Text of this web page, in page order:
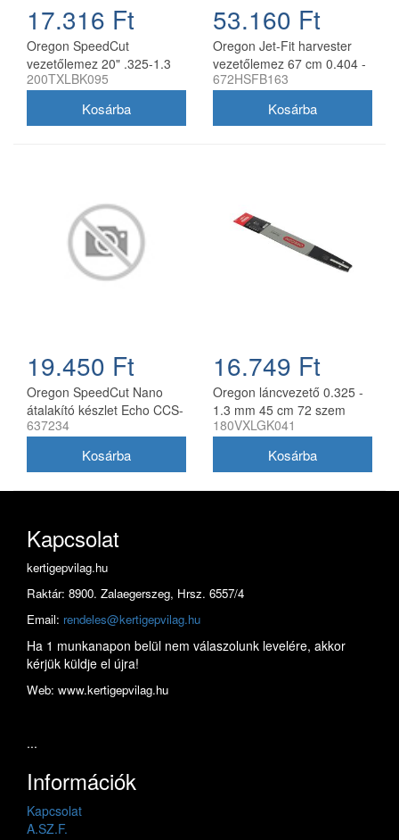
17.316 Ft
Oregon SpeedCut
vezetőlemez 20" .325-1.3
mm 78 szem Husqvarna
200TXLBK095
53.160 Ft
Oregon Jet-Fit harvester
vezetőlemez 67 cm 0.404 -
2.0 mm
672HSFB163
19.450 Ft
Oregon SpeedCut Nano
átalakító készlet Echo CCS-
58V láncfűrészhez 40 cm
637234
16.749 Ft
Oregon láncvezető 0.325 -
1.3 mm 45 cm 72 szem
Husqvarna fűrészekhez
180VXLGK041
Kapcsolat
kertigepvilag.hu
Raktár: 8900. Zalaegerszeg, Hrsz. 6557/4
Email: rendeles@kertigepvilag.hu
Ha 1 munkanapon belül nem válaszolunk levelére, akkor
kérjük küldje el újra!
Web: www.kertigepvilag.hu
...
Információk
Kapcsolat
A.SZ.F.